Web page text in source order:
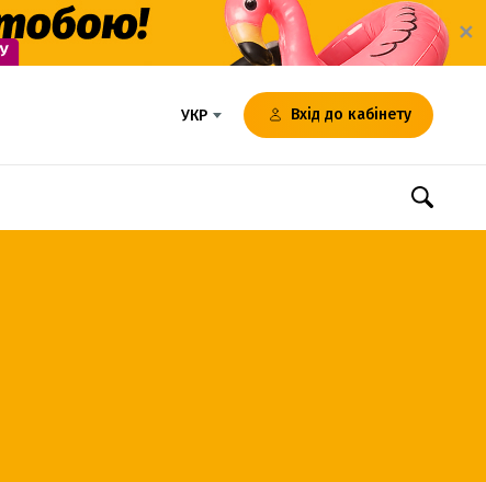
✕
УКР Вхід до кабінету